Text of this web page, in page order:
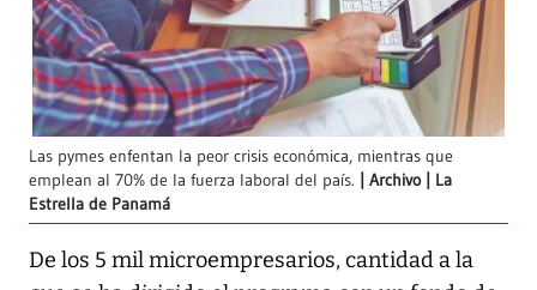
Las pymes enfentan la peor crisis económica, mientras que
emplean al 70% de la fuerza laboral del país.
Archivo | La
Estrella de Panamá
De los 5 mil microempresarios, cantidad a la